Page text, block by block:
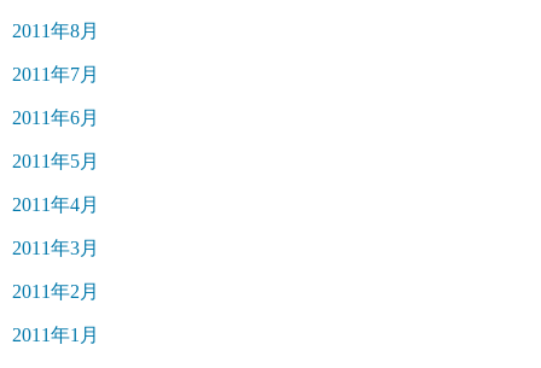
2011年8月
2011年7月
2011年6月
2011年5月
2011年4月
2011年3月
2011年2月
2011年1月